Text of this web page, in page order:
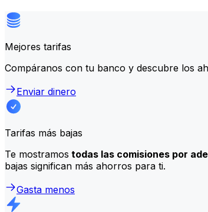
Mejores tarifas
Compáranos con tu banco y descubre los
Enviar dinero
Tarifas más bajas
Te mostramos todas las comisiones por
bajas significan más ahorros para ti.
Gasta menos